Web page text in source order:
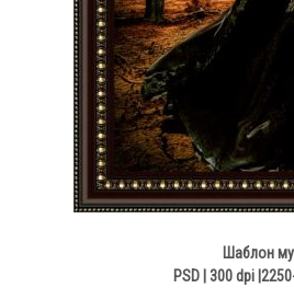
Шаблон
PSD | 300 dpi